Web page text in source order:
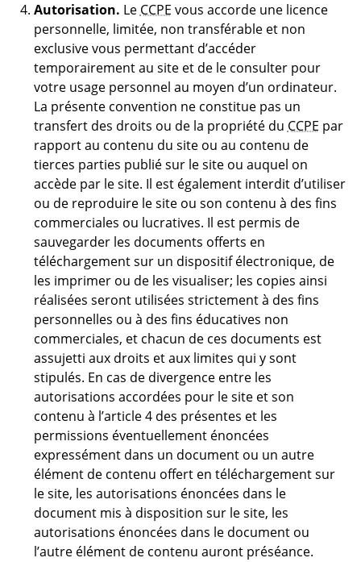
Autorisation. Le CCPE vous accorde une licence
personnelle, limitée, non transférable et non
exclusive vous permettant d’accéder
temporairement au site et de le consulter pour
votre usage personnel au moyen d’un ordinateur.
La présente convention ne constitue pas un
transfert des droits ou de la propriété du CCPE par
rapport au contenu du site ou au contenu de
tierces parties publié sur le site ou auquel on
accède par le site. Il est également interdit d’utiliser
ou de reproduire le site ou son contenu à des fins
commerciales ou lucratives. Il est permis de
sauvegarder les documents offerts en
téléchargement sur un dispositif électronique, de
les imprimer ou de les visualiser; les copies ainsi
réalisées seront utilisées strictement à des fins
personnelles ou à des fins éducatives non
commerciales, et chacun de ces documents est
assujetti aux droits et aux limites qui y sont
stipulés. En cas de divergence entre les
autorisations accordées pour le site et son
contenu à l’article 4 des présentes et les
permissions éventuellement énoncées
expressément dans un document ou un autre
élément de contenu offert en téléchargement sur
le site, les autorisations énoncées dans le
document mis à disposition sur le site, les
autorisations énoncées dans le document ou
l’autre élément de contenu auront préséance.